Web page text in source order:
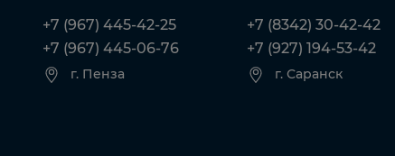
+7 (967) 445-42-25
+7 (967) 445-06-76
г. Пенза
+7 (8342) 30-42-42
+7 (927) 194-53-42
г. Саранск